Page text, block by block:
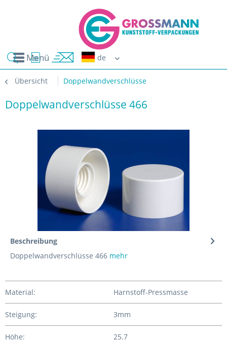
Menü
Übersicht Doppelwandverschlüsse
Doppelwandverschlüsse 466
Beschreibung
Doppelwandverschlüsse 466 mehr
Material: Harnstoff-Pressmasse
Steigung: 3mm
Höhe: 25.7